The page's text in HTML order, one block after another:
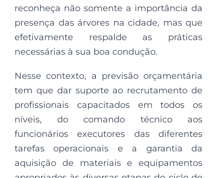
reconheça não somente a importância da
presença das árvores na cidade, mas que
efetivamente respalde as práticas
necessárias à sua boa condução.
Nesse contexto, a previsão orçamentária
tem que dar suporte ao recrutamento de
profissionais capacitados em todos os
níveis, do comando técnico aos
funcionários executores das diferentes
tarefas operacionais e a garantia da
aquisição de materiais e equipamentos